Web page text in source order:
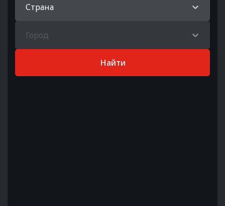
Страна
Город
Найти